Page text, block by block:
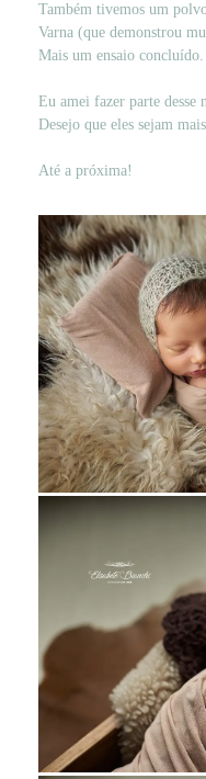
Também tivemos um
Varna (que demonstrou
Mais um ensaio concluído.
Eu amei fazer parte
Desejo que eles sejam
Até a próxima!